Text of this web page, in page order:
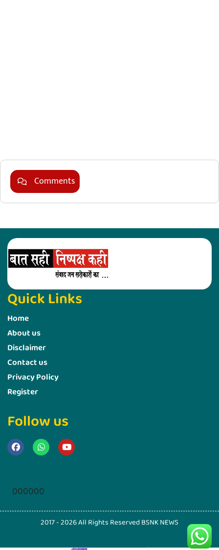
Comments
Quick Links
Home
About us
Disclaimer
Contact us
Privacy Policy
Register
Follow us
000000
2017 - 2026 All Rights Reserved BSNK NEWS